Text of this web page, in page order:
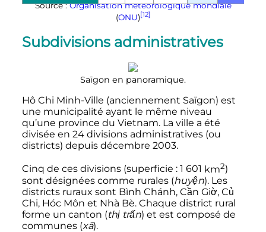
Source :Organisation météorologique mondiale
(ONU)[12]
Subdivisions administratives
Saïgon en panoramique.
Hô Chi Minh-Ville (anciennement Saïgon) est
une municipalité ayant le même niveau
qu’une province du Vietnam. La ville a été
divisée en 24 divisions administratives (ou
districts) depuis décembre 2003.
Cinq de ces divisions (superficie : 1 601 km2)
sont désignées comme rurales (huyện). Les
districts ruraux sont Bình Chánh, Cần Giờ, Củ
Chi, Hóc Môn et Nhà Bè. Chaque district rural
forme un canton (thị trấn) et est composé de
communes (xã).